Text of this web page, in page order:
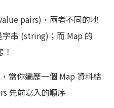
pairs)，兩者不同的地
串 (string)；而 Map 的
當你遍歷一個 Map 資料結
先前寫入的順序